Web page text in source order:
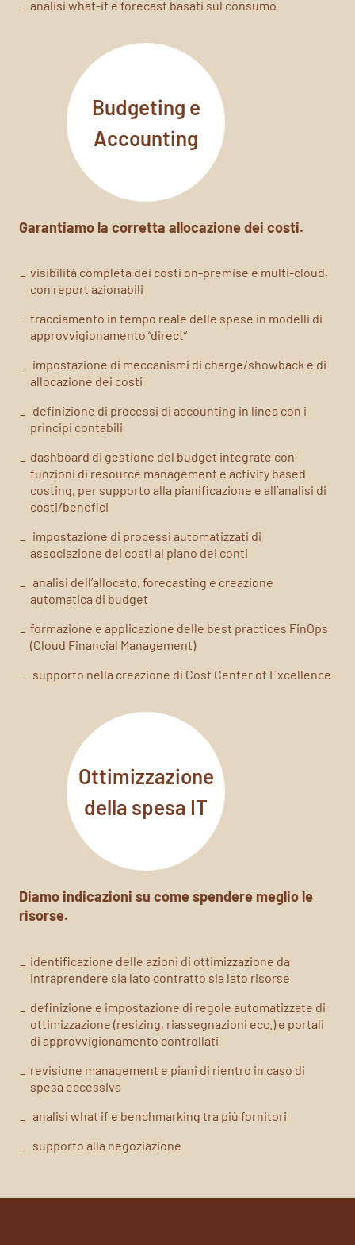
analisi what-if e forecast basati sul consumo
Budgeting e
Accounting
Garantiamo la corretta allocazione dei costi.
visibilità completa dei costi on-premise e multi-cloud,
con report azionabili
tracciamento in tempo reale delle spese in modelli di
approvvigionamento “direct”
impostazione di meccanismi di charge/showback e di
allocazione dei costi
definizione di processi di accounting in linea con i
principi contabili
dashboard di gestione del budget integrate con
funzioni di resource management e activity based
costing, per supporto alla pianificazione e all’analisi di
costi/benefici
impostazione di processi automatizzati di
associazione dei costi al piano dei conti
analisi dell’allocato, forecasting e creazione
automatica di budget
formazione e applicazione delle best practices FinOps
(Cloud Financial Management)
supporto nella creazione di Cost Center of Excellence
Ottimizzazione
della spesa IT
Diamo indicazioni su come spendere meglio le
risorse.
identificazione delle azioni di ottimizzazione da
intraprendere sia lato contratto sia lato risorse
definizione e impostazione di regole automatizzate di
ottimizzazione (resizing, riassegnazioni ecc.) e portali
di approvvigionamento controllati
revisione management e piani di rientro in caso di
spesa eccessiva
analisi what if e benchmarking tra più fornitori
supporto alla negoziazione